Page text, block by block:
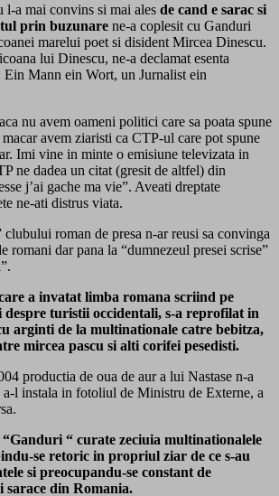
l-a mai convins si mai ales de cand e sarac si
prin buzunare ne-a coplesit cu Ganduri
marelui poet si disident Mircea Dinescu.
lui Dinescu, ne-a declamat esenta
Mann ein Wort, un Jurnalist ein
nu avem oameni politici care sa poata spune
avem ziaristi ca CTP-ul care pot spune
Imi vine in minte o emisiune televizata in
ne dadea un citat (gresit de altfel) din
j’ai gache ma vie”. Aveati dreptate
ne-ati distrus viata.
roman de presa n-ar reusi sa convinga
romani dar pana la “dumnezeul presei scrise”
a invatat limba romana scriind pe
turistii occidentali, s-a reprofilat in
arginti de la multinationale catre bebitza,
mircea pascu si alti corifei pesedisti.
productia de oua de aur a lui Nastase n-a
l instala in fotoliul de Ministru de Externe, a
“ curate zeciuia multinationalele
se retoric in propriul ziar de ce s-au
si preocupandu-se constant de
sarace din Romania.